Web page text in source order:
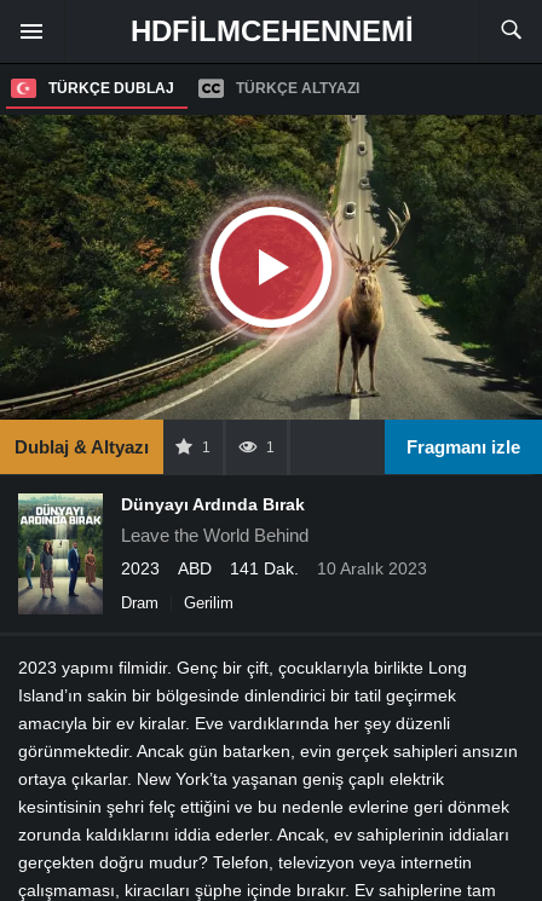
HDFILMCEHENNEMI
TÜRKÇE DUBLAJ TÜRKÇE ALTYAZI
Dublaj & Altyazı 1 1 Fragmanı izle
Dünyayı Ardında Bırak
Leave the World Behind
2023 ABD 141 Dak. 10 Aralık 2023
Dram Gerilim
2023 yapımı filmidir. Genç bir çift, çocuklarıyla birlikte Long
Island’ın sakin bir bölgesinde dinlendirici bir tatil geçirmek
amacıyla bir ev kiralar. Eve vardıklarında her şey düzenli
görünmektedir. Ancak gün batarken, evin gerçek sahipleri ansızın
ortaya çıkarlar. New York’ta yaşanan geniş çaplı elektrik
kesintisinin şehri felç ettiğini ve bu nedenle evlerine geri dönmek
zorunda kaldıklarını iddia ederler. Ancak, ev sahiplerinin iddiaları
gerçekten doğru mudur? Telefon, televizyon veya internetin
çalışmaması, kiracıları şüphe içinde bırakır. Ev sahiplerine tam